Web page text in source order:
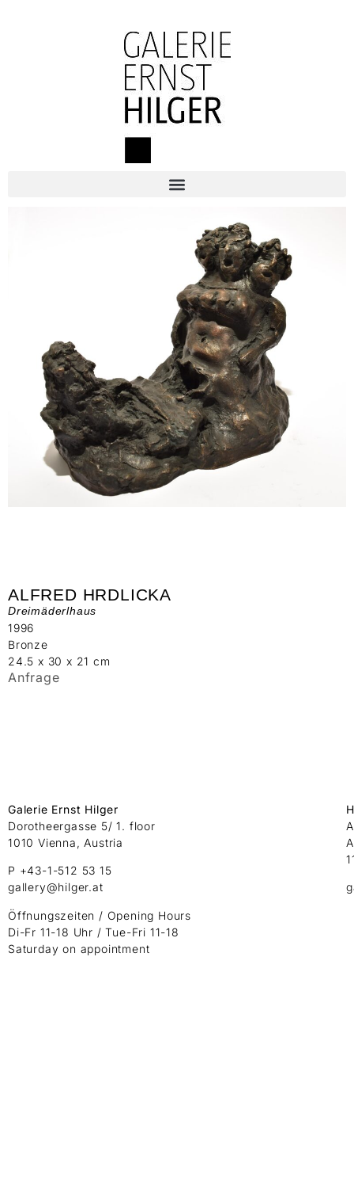
ALFRED HRDLICKA
Dreimäderlhaus
1996
Bronze
24.5 x 30 x 21 cm
Anfrage
Galerie Ernst Hilger
Dorotheergasse 5/ 1. floor
1010 Vienna, Austria
P +43-1-512 53 15
gallery@hilger.at
Öffnungszeiten / Opening Hours
Di-Fr 11-18 Uhr / Tue-Fri 11-18
Saturday on appointment